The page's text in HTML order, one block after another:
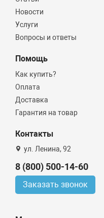
Новости
Услуги
Вопросы и ответы
Помощь
Как купить?
Оплата
Доставка
Гарантия на товар
Контакты
ул. Ленина, 92
8 (800) 500-14-60
Заказать звонок